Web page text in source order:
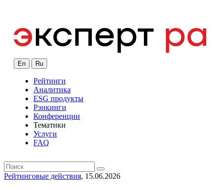
En Ru
Рейтинги
Аналитика
ESG продукты
Рэнкинги
Конференции
Тематики
Услуги
FAQ
Рейтинговые действия, 15.06.2026